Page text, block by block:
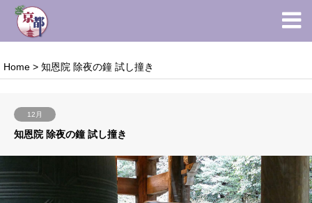
Home > 知恩院 除夜の鐘 試し撞き
12月
知恩院 除夜の鐘 試し撞き